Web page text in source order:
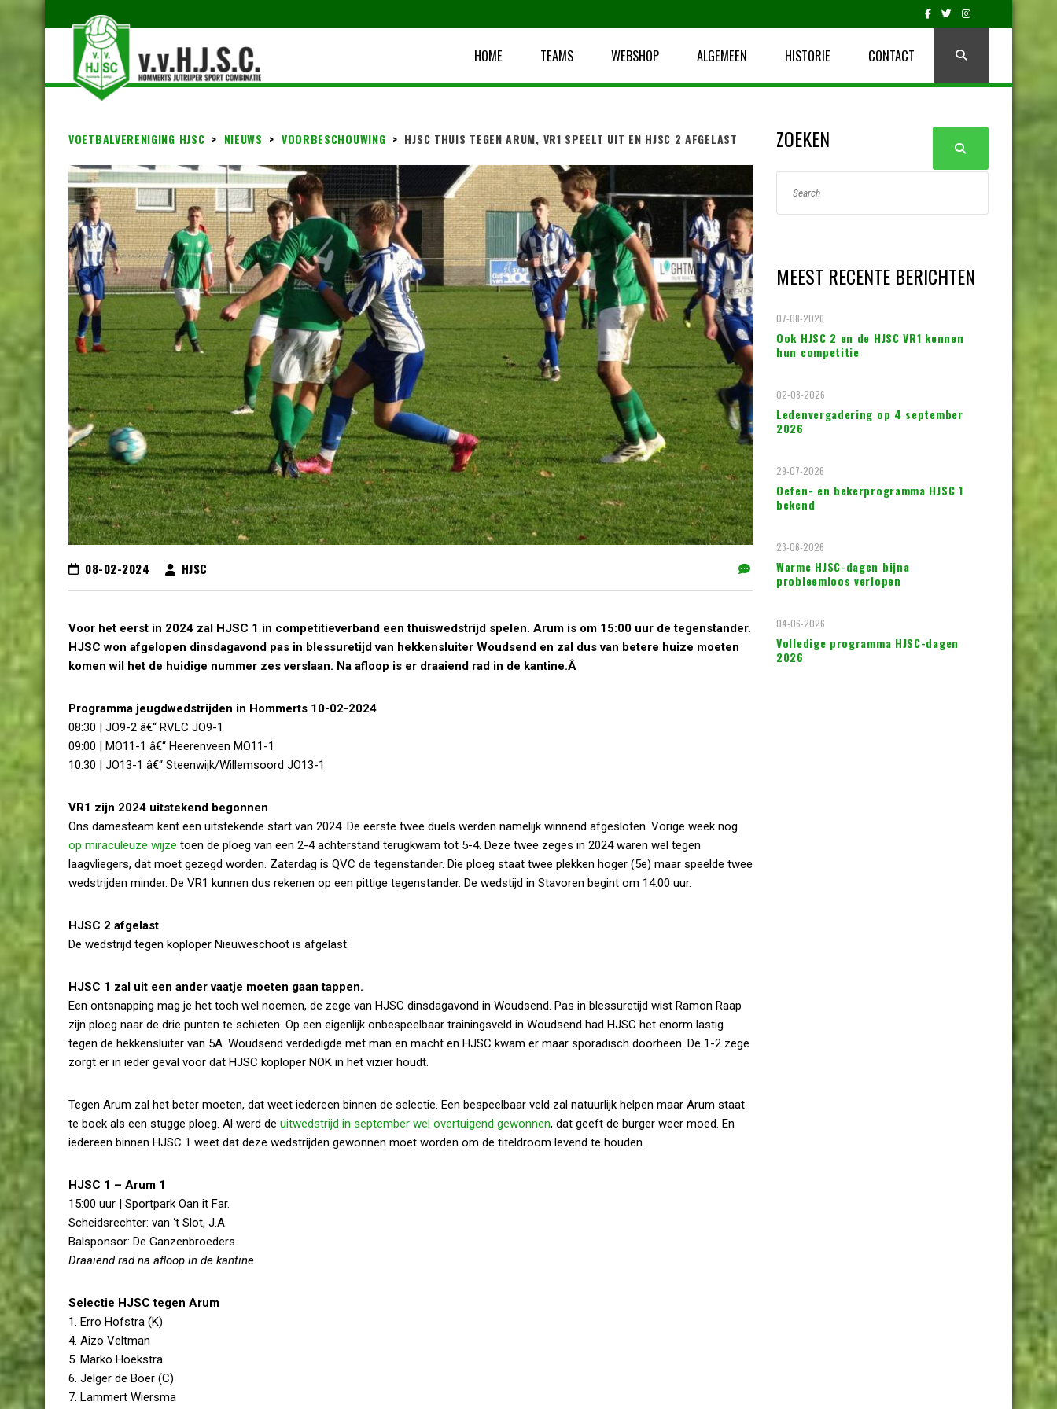
HOME TEAMS WEBSHOP ALGEMEEN HISTORIE CONTACT
VOETBALVERENIGING HJSC > NIEUWS > VOORBESCHOUWING > HJSC THUIS TEGEN ARUM, VR1 SPEELT UIT EN HJSC 2 AFGELAST
08-02-2024 HJSC
Voor het eerst in 2024 zal HJSC 1 in competitieverband een thuiswedstrijd spelen. Arum is om 15:00 uur de tegenstander.
HJSC won afgelopen dinsdagavond pas in blessuretijd van hekkensluiter Woudsend en zal dus van betere huize moeten
komen wil het de huidige nummer zes verslaan. Na afloop is er draaiend rad in de kantine.Â
Programma jeugdwedstrijden in Hommerts 10-02-2024
08:30 | JO9-2 â€“ RVLC JO9-1
09:00 | MO11-1 â€“ Heerenveen MO11-1
10:30 | JO13-1 â€“ Steenwijk/Willemsoord JO13-1
VR1 zijn 2024 uitstekend begonnen
Ons damesteam kent een uitstekende start van 2024. De eerste twee duels werden namelijk winnend afgesloten. Vorige week nog
op miraculeuze wijze toen de ploeg van een 2-4 achterstand terugkwam tot 5-4. Deze twee zeges in 2024 waren wel tegen
laagvliegers, dat moet gezegd worden. Zaterdag is QVC de tegenstander. Die ploeg staat twee plekken hoger (5e) maar speelde twee
wedstrijden minder. De VR1 kunnen dus rekenen op een pittige tegenstander. De wedstijd in Stavoren begint om 14:00 uur.
HJSC 2 afgelast
De wedstrijd tegen koploper Nieuweschoot is afgelast.
HJSC 1 zal uit een ander vaatje moeten gaan tappen.
Een ontsnapping mag je het toch wel noemen, de zege van HJSC dinsdagavond in Woudsend. Pas in blessuretijd wist Ramon Raap
zijn ploeg naar de drie punten te schieten. Op een eigenlijk onbespeelbaar trainingsveld in Woudsend had HJSC het enorm lastig
tegen de hekkensluiter van 5A. Woudsend verdedigde met man en macht en HJSC kwam er maar sporadisch doorheen. De 1-2 zege
zorgt er in ieder geval voor dat HJSC koploper NOK in het vizier houdt.
Tegen Arum zal het beter moeten, dat weet iedereen binnen de selectie. Een bespeelbaar veld zal natuurlijk helpen maar Arum staat
te boek als een stugge ploeg. Al werd de uitwedstrijd in september wel overtuigend gewonnen, dat geeft de burger weer moed. En
iedereen binnen HJSC 1 weet dat deze wedstrijden gewonnen moet worden om de titeldroom levend te houden.
HJSC 1 – Arum 1
15:00 uur | Sportpark Oan it Far.
Scheidsrechter: van ‘t Slot, J.A.
Balsponsor: De Ganzenbroeders.
Draaiend rad na afloop in de kantine.
Selectie HJSC tegen Arum
1. Erro Hofstra (K)
4. Aizo Veltman
5. Marko Hoekstra
6. Jelger de Boer (C)
7. Lammert Wiersma
ZOEKEN
MEEST RECENTE BERICHTEN
Ook HJSC 2 en de HJSC VR1 kennen
hun competitie
07-08-2026
Ledenvergadering op 4 september
2026
02-08-2026
Oefen- en bekerprogramma HJSC 1
bekend
29-07-2026
Warme HJSC-dagen bijna
probleemloos verlopen
23-06-2026
Volledige programma HJSC-dagen
2026
04-06-2026